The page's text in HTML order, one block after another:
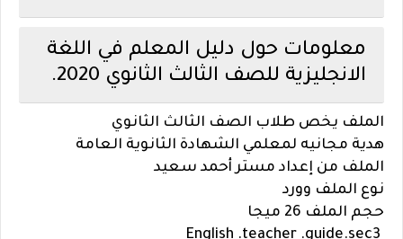
معلومات حول دليل المعلم في اللغة
الانجليزية للصف الثالث الثانوي 2020.
الملف يخص طلاب الصف الثالث الثانوي
هدية مجانيه لمعلمي الشهادة الثانوية العامة
الملف من إعداد مستر أحمد سعيد
نوع الملف وورد
حجم الملف 26 ميجا